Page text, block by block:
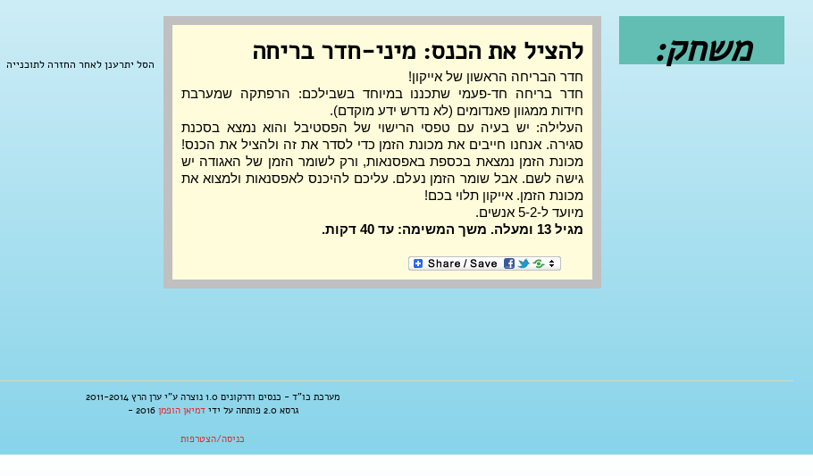
משחק: להציל את הכנס: מיני-חדר בריחה
חדר הבריחה הראשון של אייקון!
חידות ממגוון פאנדומים (לא נדרש ידע מוקדם).
מכונת הזמן. אייקון תלוי בכם!
מיועד ל-5-2 אנשים.
מגיל 13 ומעלה. משך המשימה: עד 40 דקות.
הסל יתרענן לאחר החזרה לתוכנייה
מערכת כו"ד - כנסים ודרקונים 1.0 נוצרה ע"י ערן הרץ 2011-2014
גרסא 2.0 פותחה על ידי
דמיאן הופמן 2016 -
כניסה/הצטרפות